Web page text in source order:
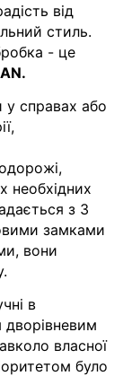
від
стиль.
- це
справах або
необхідних
з 3
замками
вони
в
дворівневим
власної
було